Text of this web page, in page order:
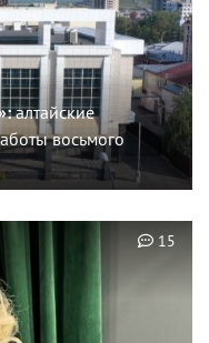
алтайские
восьмого
15